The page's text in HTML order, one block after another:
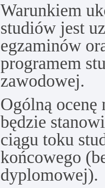
Warunkiem
studiów jest
egzaminów
programem
zawodowej.
Ogólną ocenę
będzie
ciągu toku
końcowego
dyplomowej).